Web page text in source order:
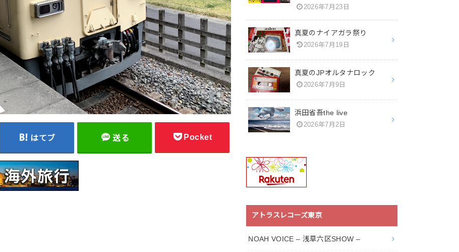
はてブ 送る Pocket
2026年7月23日
真夏のナイアガラ祭り
2026年7月19日
真夏のJPオルタナロック
2026年7月9日
浜田省吾the live
2026年7月2日
アトラスレコーズ東京
NOAH VOICE – 浅草六区SHOW –